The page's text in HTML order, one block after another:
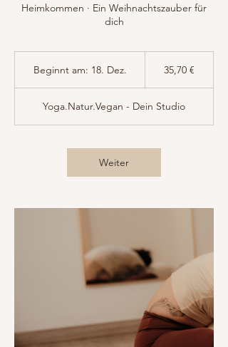
Heimkommen · Ein Weihnachtszauber für
dich
Beginnt am: 18. Dez.
i
n
t
a
m
1
D
e
z
.
35,70 €
Yoga.Natur.Vegan - Dein Studio
Weiter